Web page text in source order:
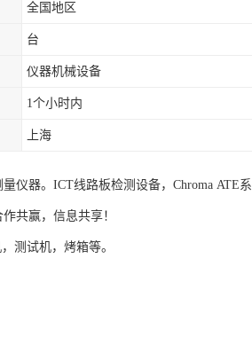
全国地区
台
仪器机械设备
1个小时内
上海
仪器。ICT线路板检测设备，Chroma ATE系
共赢，信息共享！
测试机，烤箱等。